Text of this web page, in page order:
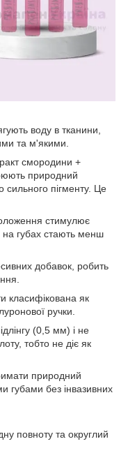
воду в тканини,
та м'якими.
смородини +
природний
сильного пігменту. Це
стимулює
на губах стають менш
добавок, робить
класифікована як
ручки.
(0,5 мм) і не
тобто не діє як
природний
губами без інвазивних
повноту та округлий